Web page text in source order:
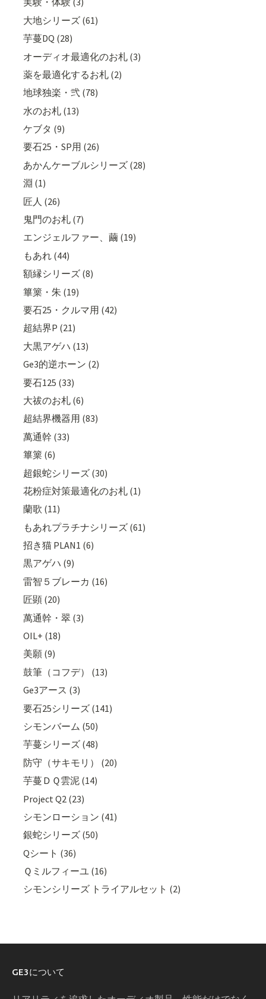
大地シリーズ (61)
芋蔓DQ (28)
オーディオ最適化のお札 (3)
薬を最適化するお札 (2)
地球独楽・弐 (78)
水のお札 (13)
ケブタ (9)
要石25・SP用 (26)
あかんケーブルシリーズ (28)
淵 (1)
匠人 (26)
鬼門のお札 (7)
エンジェルファー、繭 (19)
もあれ (44)
額縁シリーズ (8)
篳篥・朱 (19)
要石25・クルマ用 (42)
超結界P (21)
大黒アゲハ (13)
Ge3的逆ホーン (2)
要石125 (33)
大祓のお札 (6)
超結界機器用 (83)
萬通幹 (33)
篳篥 (6)
超銀蛇シリーズ (30)
花粉症対策最適化のお札 (1)
蘭歌 (11)
もあれプラチナシリーズ (61)
招き猫 PLAN1 (6)
黒アゲハ (9)
雷智５ブレーカ (16)
匠顕 (20)
萬通幹・翠 (3)
OIL+ (18)
美願 (9)
鼓筆（コフデ） (13)
Ge3アース (3)
要石25シリーズ (141)
シモンバーム (50)
芋蔓シリーズ (48)
防守（サキモリ） (20)
芋蔓ＤＱ雲泥 (14)
Project Q2 (23)
シモンローション (41)
銀蛇シリーズ (50)
Qシート (36)
Ｑミルフィーユ (16)
シモンシリーズ トライアルセット (2)
GE3について